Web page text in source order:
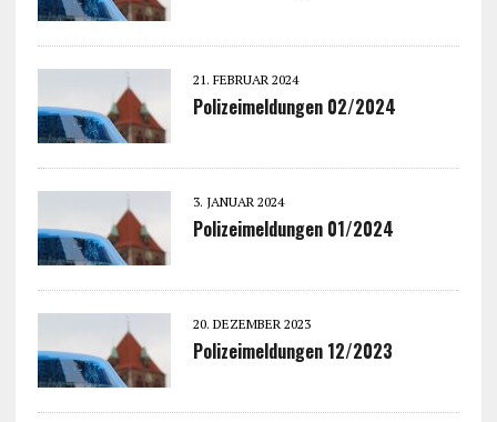
21. FEBRUAR 2024
Polizeimeldungen 02/2024
3. JANUAR 2024
Polizeimeldungen 01/2024
20. DEZEMBER 2023
Polizeimeldungen 12/2023